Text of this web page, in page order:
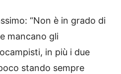
“Non è in grado di
mancano gli
in più i due
stando sempre